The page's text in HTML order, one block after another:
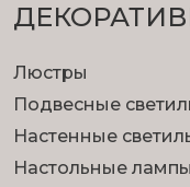
Люстры
Подвесные
Настенные
Настольные лампы